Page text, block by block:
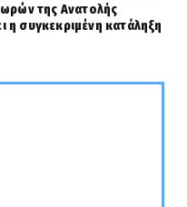
της Ανατολής
η συγκεκριμένη κατάληξη